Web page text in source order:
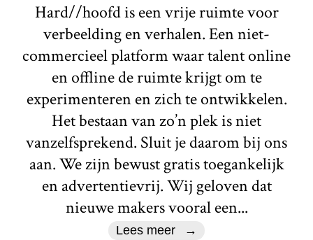
Hard//hoofd is een vrije ruimte voor
verbeelding en verhalen. Een niet-
commercieel platform waar talent online
en offline de ruimte krijgt om te
experimenteren en zich te ontwikkelen.
Het bestaan van zo’n plek is niet
vanzelfsprekend. Sluit je daarom bij ons
aan. We zijn bewust gratis toegankelijk
en advertentievrij. Wij geloven dat
nieuwe makers vooral een...
Lees meer